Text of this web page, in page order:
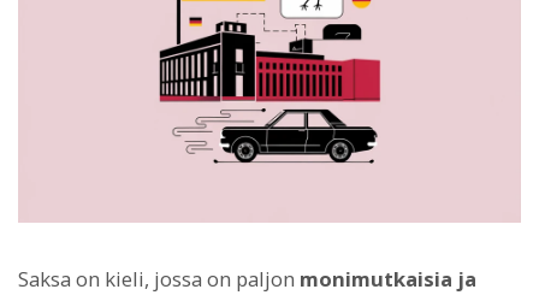
Saksa on kieli, jossa on paljon monimutkaisia ja